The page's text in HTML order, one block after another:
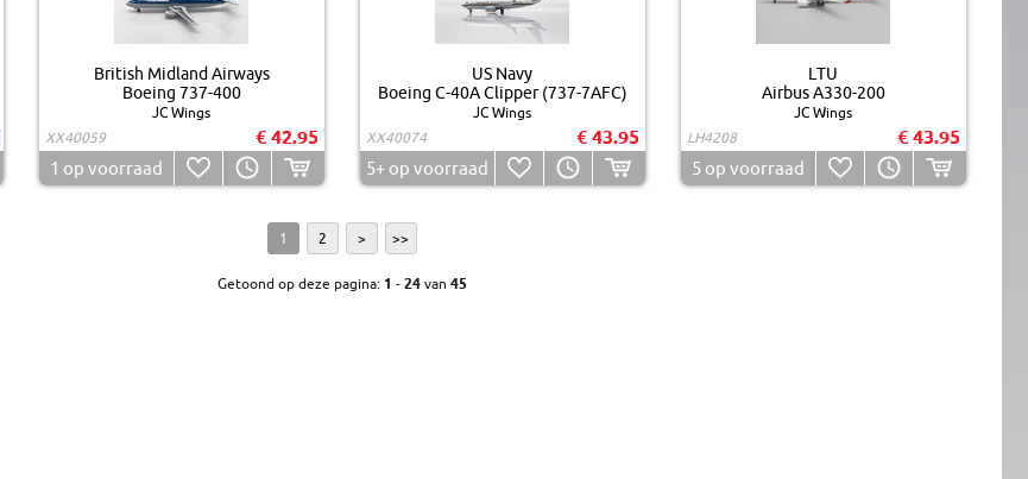
British Midland Airways
Boeing 737-400
JC Wings
XX40059
€ 42.95
1 op voorraad
US Navy
Boeing C-40A Clipper (737-7AFC)
JC Wings
XX40074
€ 43.95
5+op voorraad
LTU
Airbus A330-200
JC Wings
LH4208
€ 43.95
5op voorraad
1 2 > >>
Getoond op deze pagina: 1 - 24van 45